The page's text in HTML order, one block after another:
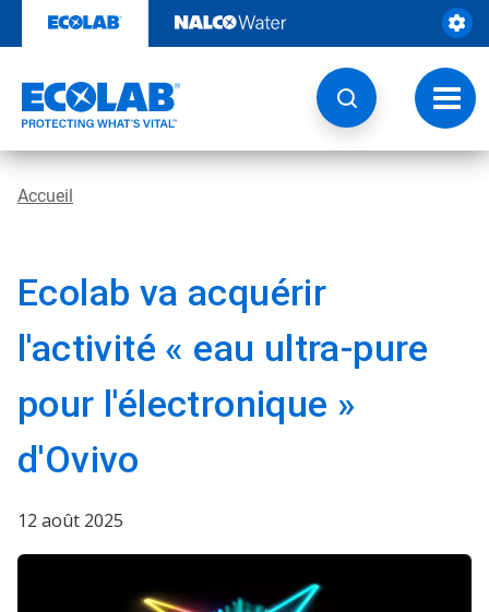
contenu​​​​​​​
à
Accueil
Ecolab va acquérir
l'activité « eau ultra-pure
pour l'électronique »
d'Ovivo
12 août 2025